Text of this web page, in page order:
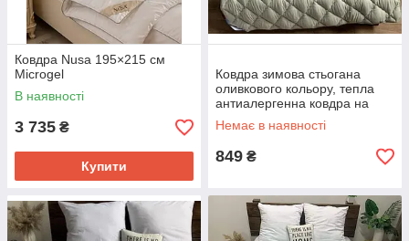
Ковдра Nusa 195×215 см
Microgel
В наявності
3 735 ₴
Купити
Ковдра зимова стьогана
оливкового кольору, тепла
антиалергенна ковдра на
холлофайбері Двоспальна
Немає в наявності
849 ₴